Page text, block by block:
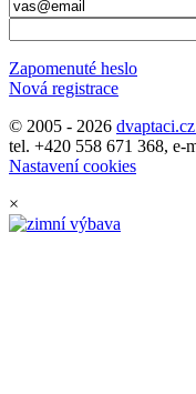
Zapomenuté heslo
Nová registrace
© 2005 - 2026
tel. +420 558 671 368, e-
Nastavení cookies
×